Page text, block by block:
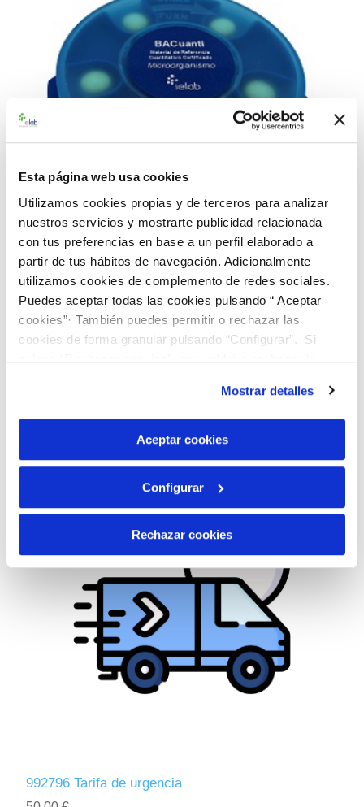
Esta página web usa cookies
Utilizamos cookies propias y de terceros para analizar
nuestros servicios y mostrarte publicidad relacionada
con tus preferencias en base a un perfil elaborado a
partir de tus hábitos de navegación. Adicionalmente
utilizamos cookies de complemento de redes sociales.
Puedes aceptar todas las cookies pulsando “ Aceptar
cookies”· También puedes permitir o rechazar las
cookies de forma granular pulsando “Configurar”. Si
pulsas “Rechazar cookies”, equivaldrá a rechazar la
son indispensables para que el sitio web funcione y que
por tanto no se pueden desactivar. Puedes consultar
más información en nuestraPolítica de Cookies
Mostrar detalles
Aceptar cookies
Configurar
Rechazar cookies
990119 BACuanti Rango Bajo L. monocytogenes
CECT 935
187,00 €
AÑADIR AL CARRITO
992796 Tarifa de urgencia